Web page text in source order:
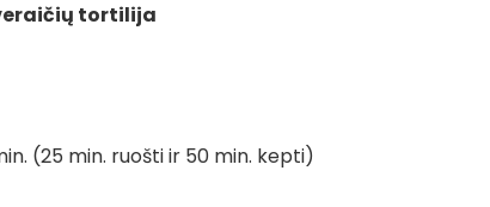
tortilija
(25 min. ruošti ir 50 min. kepti)